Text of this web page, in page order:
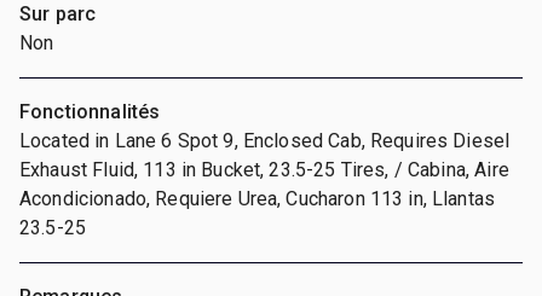
Sur parc
Non
Fonctionnalités
Located in Lane 6 Spot 9, Enclosed Cab, Requires Diesel
Exhaust Fluid, 113 in Bucket, 23.5-25 Tires, / Cabina, Aire
Acondicionado, Requiere Urea, Cucharon 113 in, Llantas
23.5-25